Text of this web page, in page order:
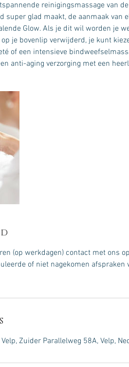
reinigingsmassage van
super glad maakt, de aanmaak van
Glow. Als je dit wil worden je
je bovenlip verwijderd, je kunt
of een intensieve
anti-aging verzorging met een
(op werkdagen) contact met ons
of niet nagekomen
Zuider Parallelweg 58A, Velp,